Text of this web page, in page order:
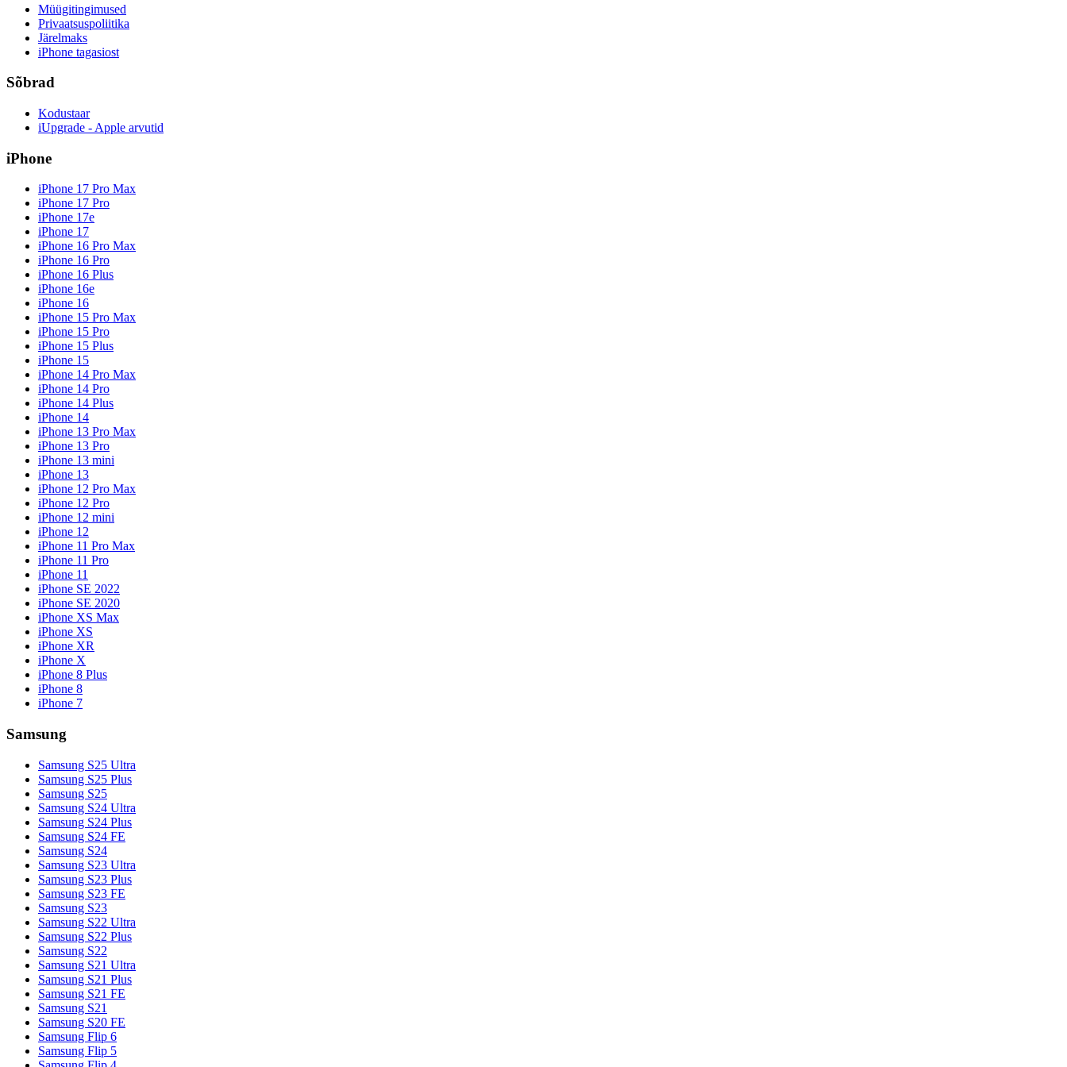
Müügitingimused
Privaatsuspoliitika
Järelmaks
iPhone tagasiost
Sõbrad
Kodustaar
iUpgrade - Apple arvutid
iPhone
iPhone 17 Pro Max
iPhone 17 Pro
iPhone 17e
iPhone 17
iPhone 16 Pro Max
iPhone 16 Pro
iPhone 16 Plus
iPhone 16e
iPhone 16
iPhone 15 Pro Max
iPhone 15 Pro
iPhone 15 Plus
iPhone 15
iPhone 14 Pro Max
iPhone 14 Pro
iPhone 14 Plus
iPhone 14
iPhone 13 Pro Max
iPhone 13 Pro
iPhone 13 mini
iPhone 13
iPhone 12 Pro Max
iPhone 12 Pro
iPhone 12 mini
iPhone 12
iPhone 11 Pro Max
iPhone 11 Pro
iPhone 11
iPhone SE 2022
iPhone SE 2020
iPhone XS Max
iPhone XS
iPhone XR
iPhone X
iPhone 8 Plus
iPhone 8
iPhone 7
Samsung
Samsung S25 Ultra
Samsung S25 Plus
Samsung S25
Samsung S24 Ultra
Samsung S24 Plus
Samsung S24 FE
Samsung S24
Samsung S23 Ultra
Samsung S23 Plus
Samsung S23 FE
Samsung S23
Samsung S22 Ultra
Samsung S22 Plus
Samsung S22
Samsung S21 Ultra
Samsung S21 Plus
Samsung S21 FE
Samsung S21
Samsung S20 FE
Samsung Flip 6
Samsung Flip 5